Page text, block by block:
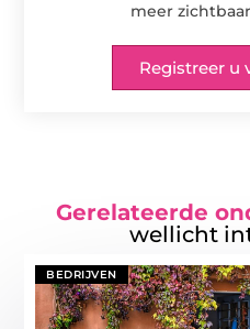
meer
Registreer u
Gerelateerde
wellicht
BEDRIJVEN